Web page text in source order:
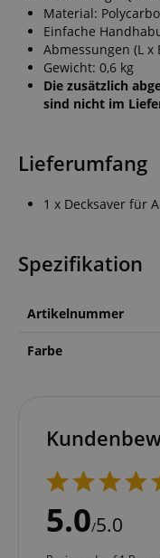
Material:
Einfache
Abmessungen (L x
Gewicht: 0,6 kg
Die zusätzlich
sind nicht im
Lieferumfang
1 x Decksaver für
Spezifikation
Artikelnummer
Farbe
5.0/5.0